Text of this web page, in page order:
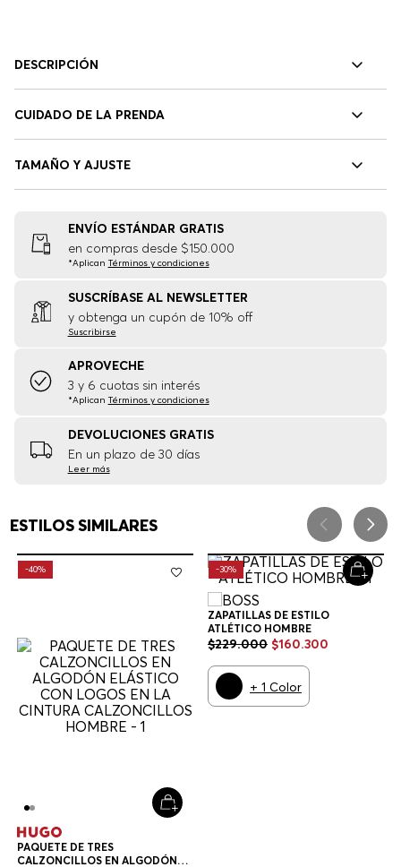
DESCRIPCIÓN
CUIDADO DE LA PRENDA
TAMAÑO Y AJUSTE
ENVÍO ESTÁNDAR GRATIS
en compras desde $150.000
*Aplican Términos y condiciones
SUSCRÍBASE AL NEWSLETTER
y obtenga un cupón de 10% off
Suscribirse
APROVECHE
3 y 6 cuotas sin interés
*Aplican Términos y condiciones
DEVOLUCIONES GRATIS
En un plazo de 30 días
Leer más
ESTILOS SIMILARES
-40%
PAQUETE DE TRES
CALZONCILLOS EN ALGODÓN
-30%
ZAPATILLAS DE ESTILO
ATLÉTICO HOMBRE
$229.000 $160.300
+ 1 Color